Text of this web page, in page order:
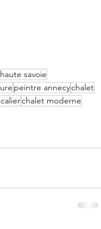
haute savoie
peintre annecychalet
chalet moderne